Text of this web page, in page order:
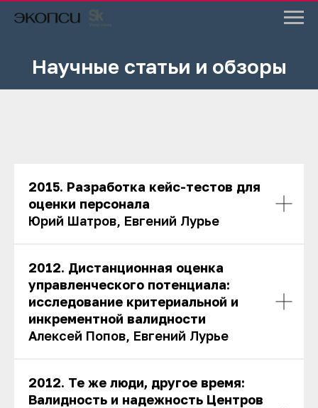
Научные статьи и обзоры
2015. Разработка кейс-тестов для
оценки персонала
Юрий Шатров, Евгений Лурье
2012. Дистанционная оценка
управленческого потенциала:
исследование критериальной и
инкрементной валидности
Алексей Попов, Евгений Лурье
2012. Те же люди, другое время:
Валидность и надежность Центров